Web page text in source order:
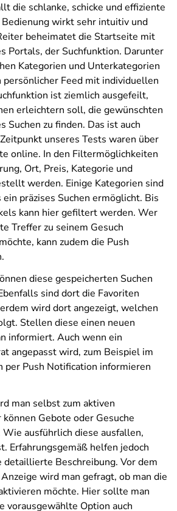
die schlanke, schicke und effiziente
wirkt sehr intuitiv und
beheimatet die Startseite mit
Portals, der Suchfunktion. Darunter
Kategorien und Unterkategorien
persönlicher Feed mit individuellen
ist ziemlich ausgefeilt,
erleichtern soll, die gewünschten
Suchen zu finden. Das ist auch
unseres Tests waren über
online. In den Filtermöglichkeiten
Ort, Preis, Kategorie und
werden. Einige Kategorien sind
präzises Suchen ermöglicht. Bis
kann hier gefiltert werden. Wer
Treffer zu seinem Gesuch
kann zudem die Push
diese gespeicherten Suchen
sind dort die Favoriten
wird dort angezeigt, welchen
Stellen diese einen neuen
informiert. Auch wenn ein
angepasst wird, zum Beispiel im
per Push Notification informieren
man selbst zum aktiven
Gebote oder Gesuche
ausführlich diese ausfallen,
Erfahrungsgemäß helfen jedoch
detaillierte Beschreibung. Vor dem
wird man gefragt, ob man die
möchte. Hier sollte man
vorausgewählte Option auch